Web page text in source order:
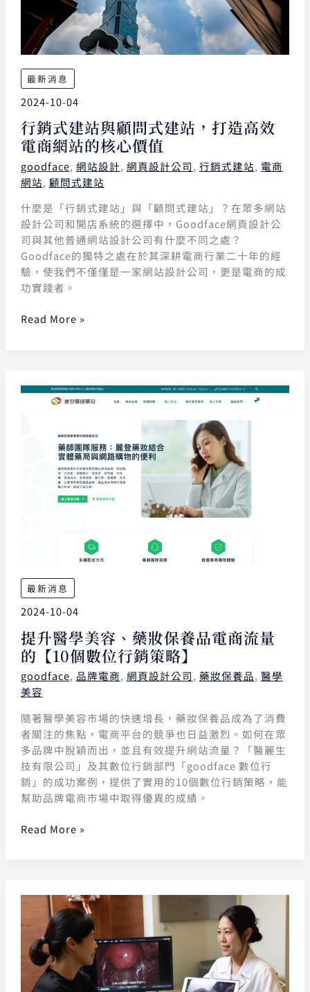
最新消息
2024-10-04
行銷式建站與顧問式建站，打造高效
電商網站的核心價值
goodface, 網站設計, 網頁設計公司, 行銷式建站, 電商
網站, 顧問式建站
什麼是「行銷式建站」與「顧問式建站」？在眾多網站
設計公司和開店系統的選擇中，Goodface網頁設計公
司與其他普通網站設計公司有什麼不同之處？
Goodface的獨特之處在於其深耕電商行業二十年的經
驗，使我們不僅僅是一家網站設計公司，更是電商的成
功實踐者。
Read More »
最新消息
2024-10-04
提升醫學美容、藥妝保養品電商流量
的【10個數位行銷策略】
goodface, 品牌電商, 網頁設計公司, 藥妝保養品, 醫學
美容
隨著醫學美容市場的快速增長，藥妝保養品成為了消費
者關注的焦點，電商平台的競爭也日益激烈。如何在眾
多品牌中脫穎而出，並且有效提升網站流量？「醫麗生
技有限公司」及其數位行銷部門「goodface 數位行
銷」的成功案例，提供了實用的10個數位行銷策略，能
幫助品牌電商市場中取得優異的成績。
Read More »